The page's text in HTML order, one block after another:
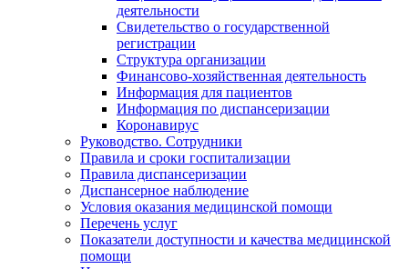
деятельности
Свидетельство о государственной
регистрации
Структура организации
Финансово-хозяйственная деятельность
Информация для пациентов
Информация по диспансеризации
Коронавирус
Руководство. Сотрудники
Правила и сроки госпитализации
Правила диспансеризации
Диспансерное наблюдение
Условия оказания медицинской помощи
Перечень услуг
Показатели доступности и качества медицинской
помощи